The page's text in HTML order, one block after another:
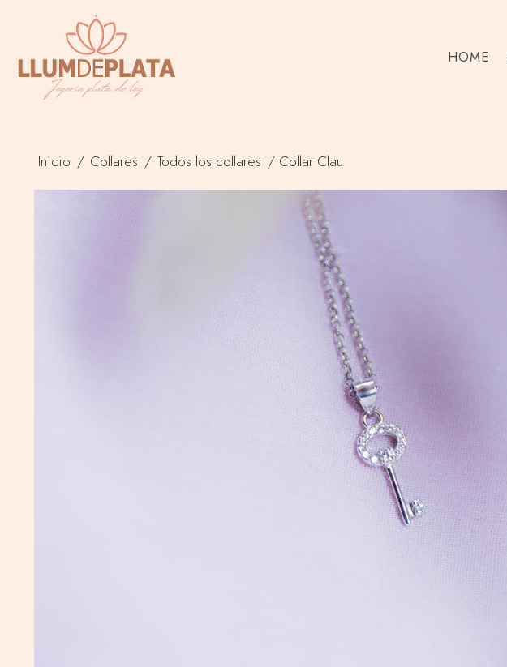
HOME
Inicio / Collares / Todos los collares / Collar Clau